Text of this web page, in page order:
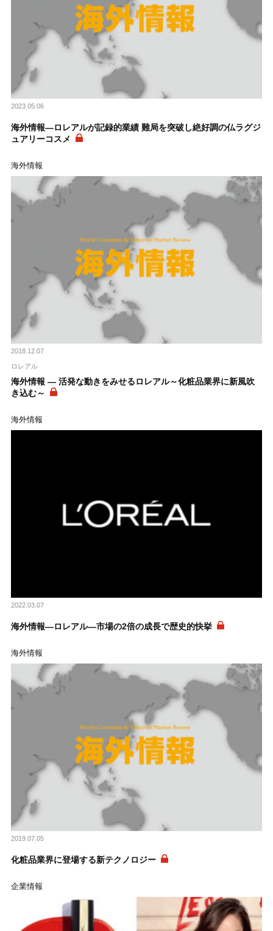
2023.05.06
海外情報―ロレアルが記録的業績 難局を突破し絶好調の仏ラグジ
ュアリーコスメ
海外情報
2018.12.07
ロレアル
海外情報 ― 活発な動きをみせるロレアル～化粧品業界に新風吹
き込む～
海外情報
2022.03.07
海外情報―ロレアル―市場の2倍の成長で歴史的快挙
海外情報
2019.07.05
化粧品業界に登場する新テクノロジー
企業情報